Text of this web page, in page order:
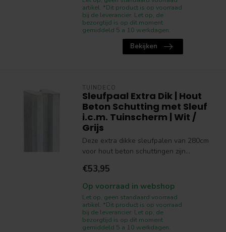
artikel. *Dit product is op voorraad
bij de leverancier. Let op, de
bezorgtijd is op dit moment
gemiddeld 5 a 10 werkdagen.
Bekijken
TUINDECO
Sleufpaal Extra Dik | Hout
Beton Schutting met Sleuf
i.c.m. Tuinscherm | Wit /
Grijs
Deze extra dikke sleufpalen van 280cm
voor hout beton schuttingen zijn...
€53,95
Op voorraad in webshop
Let op, geen standaard voorraad
artikel. *Dit product is op voorraad
bij de leverancier. Let op, de
bezorgtijd is op dit moment
gemiddeld 5 a 10 werkdagen.